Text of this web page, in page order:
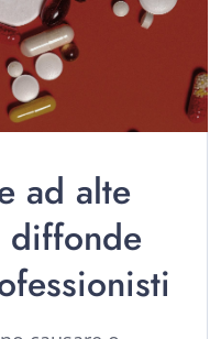
ad alte
diffonde